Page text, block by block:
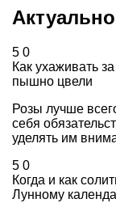
Актуально
5 0
Как ухаживать
пышно цвели
Розы лучше
себя
уделять им
5 0
Когда и как
Лунному